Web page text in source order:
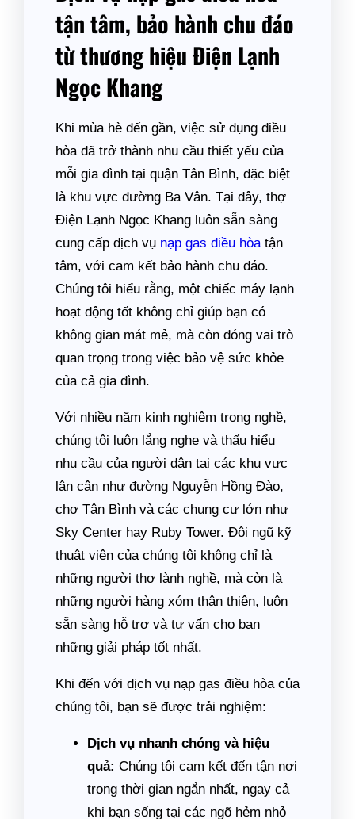
tận tâm, bảo hành chu đáo
từ thương hiệu Điện Lạnh
Ngọc Khang
Khi mùa hè đến gần, việc sử dụng điều
hòa đã trở thành nhu cầu thiết yếu của
mỗi gia đình tại quận Tân Bình, đặc biệt
là khu vực đường Ba Vân. Tại đây, thợ
Điện Lạnh Ngọc Khang luôn sẵn sàng
cung cấp dịch vụ nạp gas điều hòatận
tâm, với cam kết bảo hành chu đáo.
Chúng tôi hiểu rằng, một chiếc máy lạnh
hoạt động tốt không chỉ giúp bạn có
không gian mát mẻ, mà còn đóng vai trò
quan trọng trong việc bảo vệ sức khỏe
của cả gia đình.
Với nhiều năm kinh nghiệm trong nghề,
chúng tôi luôn lắng nghe và thấu hiểu
nhu cầu của người dân tại các khu vực
lân cận như đường Nguyễn Hồng Đào,
chợ Tân Bình và các chung cư lớn như
Sky Center hay Ruby Tower. Đội ngũ kỹ
thuật viên của chúng tôi không chỉ là
những người thợ lành nghề, mà còn là
những người hàng xóm thân thiện, luôn
sẵn sàng hỗ trợ và tư vấn cho bạn
những giải pháp tốt nhất.
Khi đến với dịch vụ nạp gas điều hòa của
chúng tôi, bạn sẽ được trải nghiệm:
Dịch vụ nhanh chóng và hiệu
quả: Chúng tôi cam kết đến tận nơi
trong thời gian ngắn nhất, ngay cả
khi bạn sống tại các ngõ hẻm nhỏ